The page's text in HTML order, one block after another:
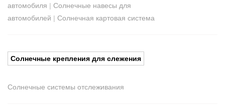
автомобиля | Солнечные навесы для
автомобилей | Солнечная картовая система
Солнечные крепления для слежения
Солнечные системы отслеживания